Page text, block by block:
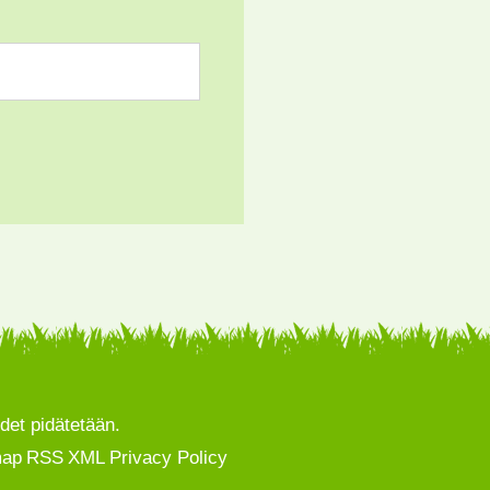
pidätetään.
RSS XML Privacy Policy